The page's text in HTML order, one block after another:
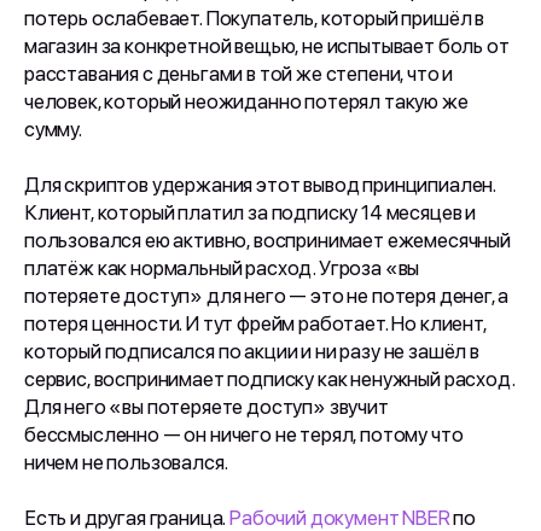
потерь ослабевает. Покупатель, который пришёл в
магазин за конкретной вещью, не испытывает боль от
расставания с деньгами в той же степени, что и
человек, который неожиданно потерял такую же
сумму.
Для скриптов удержания этот вывод принципиален.
Клиент, который платил за подписку 14 месяцев и
пользовался ею активно, воспринимает ежемесячный
платёж как нормальный расход. Угроза «вы
потеряете доступ» для него — это не потеря денег, а
потеря ценности. И тут фрейм работает. Но клиент,
который подписался по акции и ни разу не зашёл в
сервис, воспринимает подписку как ненужный расход.
Для него «вы потеряете доступ» звучит
бессмысленно — он ничего не терял, потому что
ничем не пользовался.
Есть и другая граница. Рабочий документ NBERпо